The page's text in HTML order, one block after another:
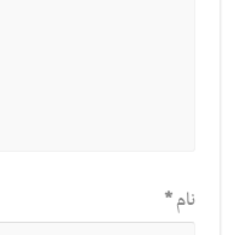
نام*